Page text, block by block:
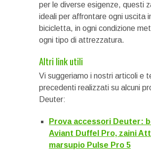
per le diverse esigenze, questi
ideali per affrontare ogni uscita
bicicletta, in ogni condizione
ogni tipo di attrezzatura.
Altri link utili
Vi suggeriamo i nostri articoli e
precedenti realizzati su alcuni
Deuter:
Prova accessori Deuter:
Aviant Duffel Pro, zaini
marsupio Pulse Pro 5